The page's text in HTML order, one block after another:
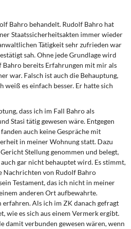
Bahro behandelt. Rudolf Bahro hat
Staatssicherheitsakten immer wieder
Tätigkeit sehr zufrieden war
sah. Ohne jede Grund­lage wird
Bahro bereits Erfahrungen mit mir als
war. Falsch ist auch die Behauptung,
weiß es einfach besser. Er hatte sich
dass ich im Fall Bahro als
Stasi tätig gewesen wäre. Entgegen
auch keine Gespräche mit
in meiner Wohnung statt. Dazu
Stellung genommen und belegt,
gar nicht behauptet wird. Es stimmt,
Nachrichten von Rudolf Bahro
Testament, das ich nicht in meiner
anderen Ort aufbewahrte.
Als ich im ZK danach gefragt
wie es sich aus einem Vermerk ergibt.
damit verbunden gewesen wären, wenn